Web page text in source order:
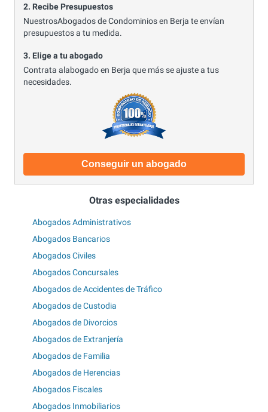
2. Recibe Presupuestos
NuestrosAbogados de Condominios en Berja te envían
presupuestos a tu medida.
3. Elige a tu abogado
Contrata alabogado en Berja que más se ajuste a tus
necesidades.
Conseguir un abogado
Otras especialidades
Abogados Administrativos
Abogados Bancarios
Abogados Civiles
Abogados Concursales
Abogados de Accidentes de Tráfico
Abogados de Custodia
Abogados de Divorcios
Abogados de Extranjería
Abogados de Familia
Abogados de Herencias
Abogados Fiscales
Abogados Inmobiliarios